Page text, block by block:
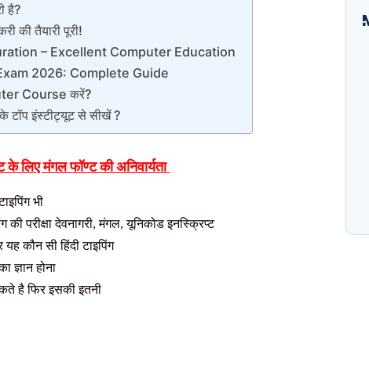
है?
की तैयारी पूरी!
– Excellent Computer Education
2026: Complete Guide
Course करें?
इंस्टीट्यूट से सीखें ?
के लिए मंगल फॉण्ट की अनिवार्यता
भी
परीक्षा देवनागरी,मंगल,यूनिकोड इनस्क्रिप्ट
यह कौन सी हिंदी टाइपिंग
ज्ञान होना
है फिर इसकी इतनी